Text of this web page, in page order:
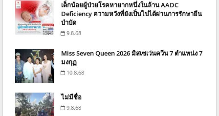
เด็กน้อยผู้ป่วยโรคหายากหนึ่งในล้าน AADC
Deficiency ความหวังที่ยังเป็นไปได้ผ่านการรักษายีน
บำบัด
9.8.68
Miss Seven Queen 2026 มิสเซเว่นควีน 7 ตำแหน่ง 7
มงกุฏ
10.8.68
ไม่มีชื่อ
9.8.68